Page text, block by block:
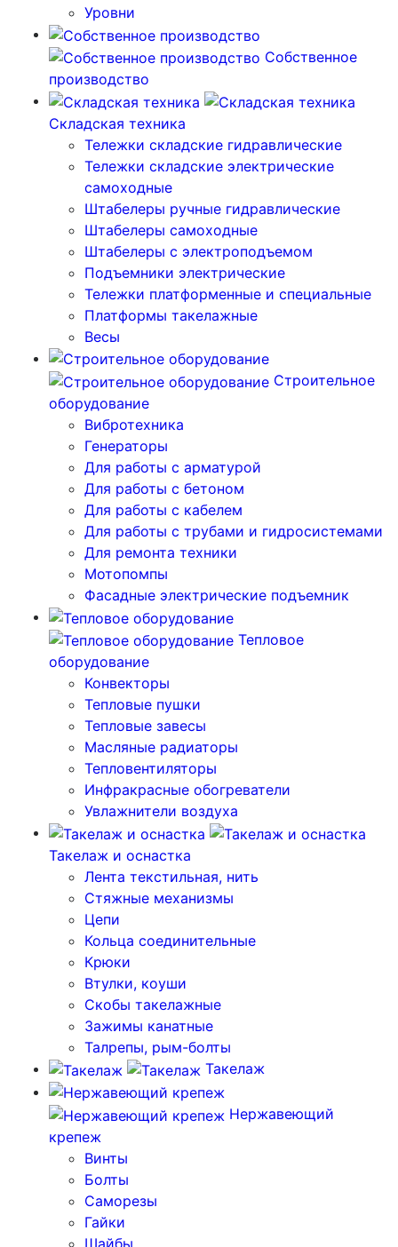
Уровни
Собственное
производство
Складская техника
Тележки складские гидравлические
Тележки складские электрические
самоходные
Штабелеры ручные гидравлические
Штабелеры самоходные
Штабелеры с электроподъемом
Подъемники электрические
Тележки платформенные и специальные
Платформы такелажные
Весы
Строительное
оборудование
Вибротехника
Генераторы
Для работы с арматурой
Для работы с бетоном
Для работы с кабелем
Для работы с трубами и гидросистемами
Для ремонта техники
Мотопомпы
Фасадные электрические подъемник
Тепловое
оборудование
Конвекторы
Тепловые пушки
Тепловые завесы
Масляные радиаторы
Тепловентиляторы
Инфракрасные обогреватели
Увлажнители воздуха
Такелаж и оснастка
Лента текстильная, нить
Стяжные механизмы
Цепи
Кольца соединительные
Крюки
Втулки, коуши
Скобы такелажные
Зажимы канатные
Талрепы, рым-болты
Такелаж
Нержавеющий
крепеж
Винты
Болты
Саморезы
Гайки
Шайбы